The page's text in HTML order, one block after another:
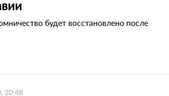
будет восстановлено после
20:48